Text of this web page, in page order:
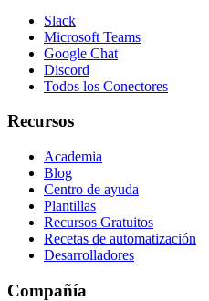
Slack
Microsoft Teams
Google Chat
Discord
Todos los Conectores
Recursos
Academia
Blog
Centro de ayuda
Plantillas
Recursos Gratuitos
Recetas de automatización
Desarrolladores
Compañía